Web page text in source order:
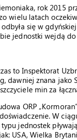
rok 2015
wielu latach
się w
jednostki wejdą do
to Inspektorat
znana jako
min za
ORP
W
jednostek
USA, Wielka